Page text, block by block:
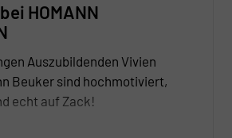
HOMANN
Auszubildenden Vivien
Beuker sind hochmotiviert,
echt auf Zack!